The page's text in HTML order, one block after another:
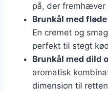
på, der fremhæver
Brunkål med
En cremet og
perfekt til stegt
Brunkål med dild
aromatisk
dimension til